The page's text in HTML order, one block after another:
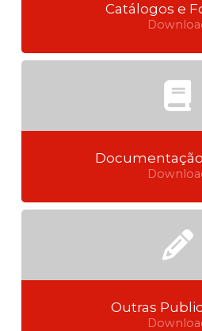
Catálogos e
Outras